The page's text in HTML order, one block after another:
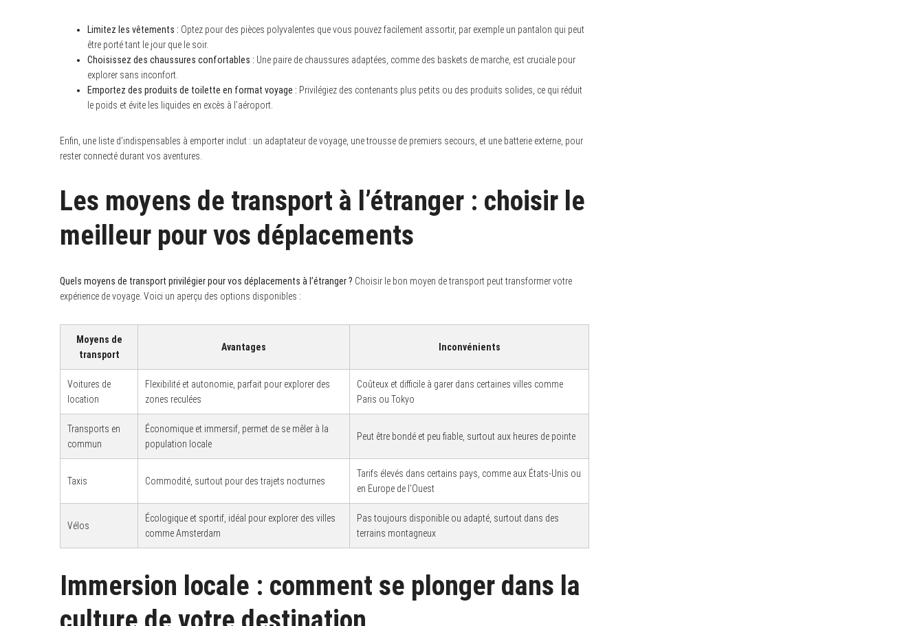
Limitez les vêtements : Optez pour des pièces polyvalentes que vous pouvez facilement assortir, par exemple un pantalon qui peut
être porté tant le jour que le soir.
Choisissez des chaussures confortables : Une paire de chaussures adaptées, comme des baskets de marche, est cruciale pour
explorer sans inconfort.
Emportez des produits de toilette en format voyage : Privilégiez des contenants plus petits ou des produits solides, ce qui réduit
le poids et évite les liquides en excès à l’aéroport.
Enfin, une liste d’indispensables à emporter inclut : un adaptateur de voyage, une trousse de premiers secours, et une batterie externe, pour
rester connecté durant vos aventures.
Les moyens de transport à l’étranger : choisir le
meilleur pour vos déplacements
Quels moyens de transport privilégier pour vos déplacements à l’étranger ? Choisir le bon moyen de transport peut transformer votre
expérience de voyage. Voici un aperçu des options disponibles :
Moyens de
transport
Avantages Inconvénients
Voitures de
location
Flexibilité et autonomie, parfait pour explorer des
zones reculées
Coûteux et difficile à garer dans certaines villes comme
Paris ou Tokyo
Transports en
commun
Économique et immersif, permet de se mêler à la
population locale
Peut être bondé et peu fiable, surtout aux heures de pointe
Taxis Commodité, surtout pour des trajets nocturnes
Tarifs élevés dans certains pays, comme aux États-Unis ou
en Europe de l’Ouest
Vélos
Écologique et sportif, idéal pour explorer des villes
comme Amsterdam
Pas toujours disponible ou adapté, surtout dans des
terrains montagneux
Immersion locale : comment se plonger dans la